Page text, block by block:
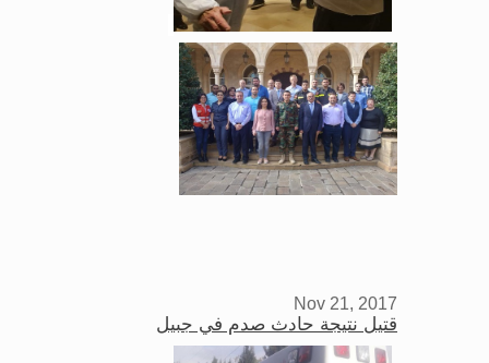
Nov 21, 2017
قتيل نتيجة حادث صدم في جبيل